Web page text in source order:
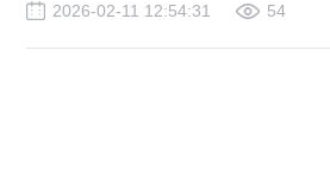
2026-02-11 12:54:31 54